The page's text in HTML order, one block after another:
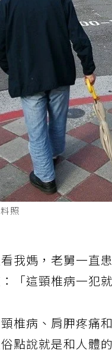
照
我媽，老舅一直
：「這頸椎病一
椎病、肩胛疼痛
點說就是和人體